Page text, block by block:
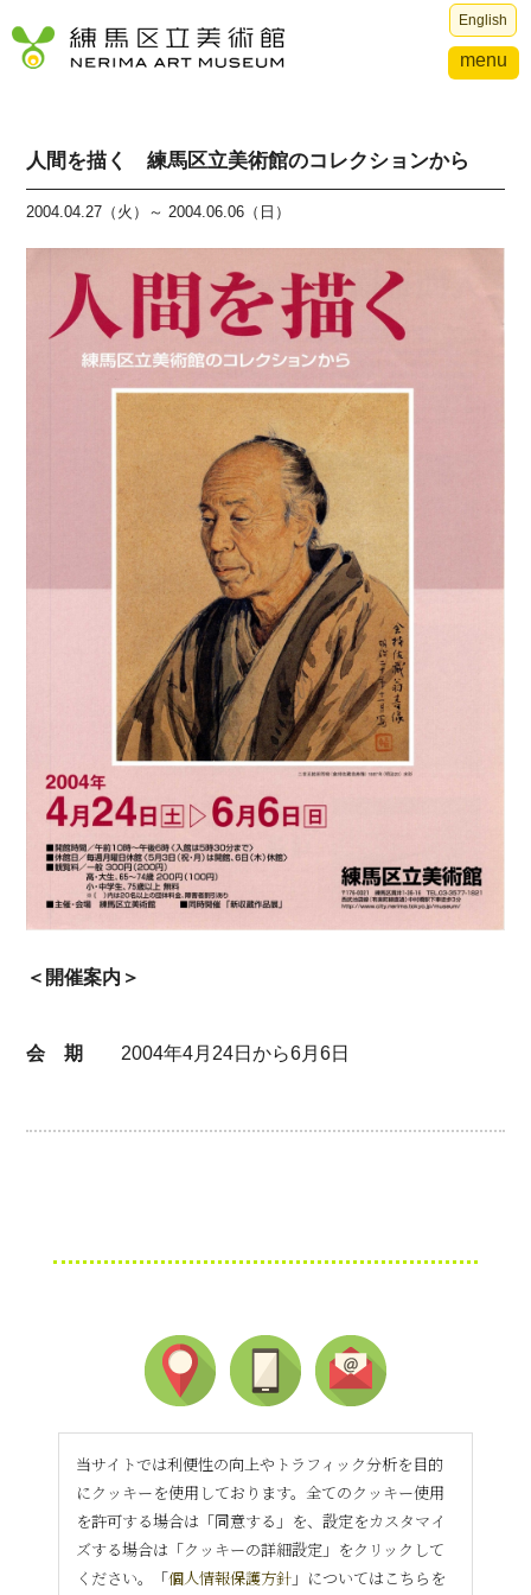
English
menu
人間を描く 練馬区立美術館のコレクションから
2004.04.27（火）～ 2004.06.06（日）
＜開催案内＞
会 期 2004年4月24日から6月6日
当サイトでは利便性の向上やトラフィック分析を目的
にクッキーを使用しております。全てのクッキー使用
を許可する場合は「同意する」を、設定をカスタマイ
ズする場合は「クッキーの詳細設定」をクリックして
ください。「個人情報保護方針 」についてはこちらを